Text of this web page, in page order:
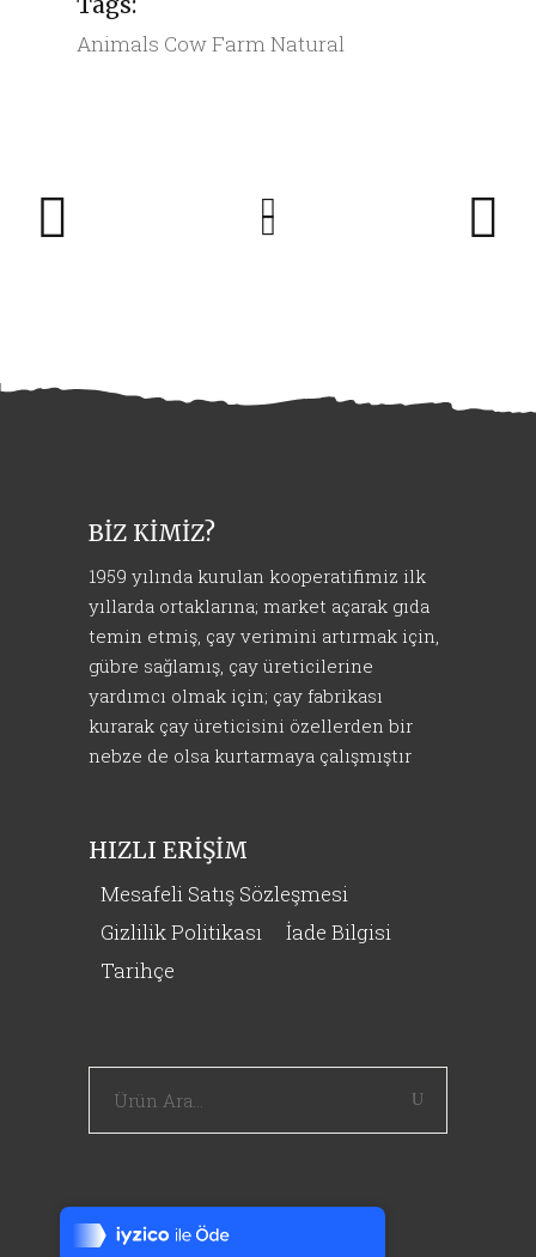
7/24 Canlı Destek
%100 Sorunsuz Alışveriş
Animals CowFarm Natural
BİZ KİMİZ?
1959 yılında kurulan kooperatifimiz ilk
yıllarda ortaklarına; market açarak gıda
temin etmiş, çay verimini artırmak için,
gübre sağlamış, çay üreticilerine
yardımcı olmak için; çay fabrikası
kurarak çay üreticisini özellerden bir
nebze de olsa kurtarmaya çalışmıştır
HIZLI ERİŞİM
Mesafeli Satış Sözleşmesi
Gizlilik Politikası
İade Bilgisi
Tarihçe
kelime: